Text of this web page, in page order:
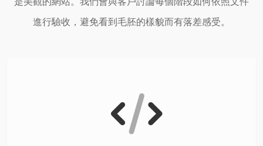
進行驗收，避免看到毛胚的樣貌而有落差感受。